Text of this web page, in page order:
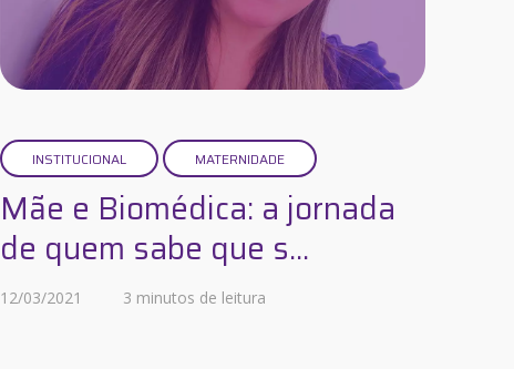
INSTITUCIONAL MATERNIDADE
Mãe e Biomédica: a jornada
de quem sabe que s...
12/03/2021 3 minutos de leitura